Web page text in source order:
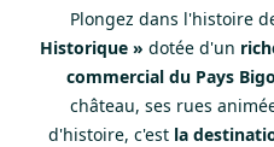
Plongez dans l'histoire
Historique » dotée d'un
commercial du Pays
château, ses rues
d'histoire, c'est la